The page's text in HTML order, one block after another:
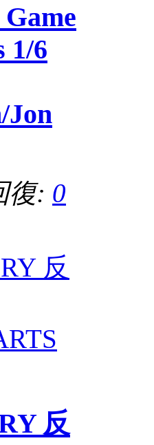
1/6
Jon
復: 0
反